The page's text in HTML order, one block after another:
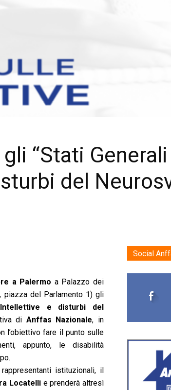
“Stati
del
a Palermo a Palazzo dei
piazza del Parlamento 1) gli
e disturbi del
di Anffas Nazionale, in
l’obiettivo fare il punto sulle
appunto, le disabilità
istituzionali, il
Locatellie prenderà altresì
Social